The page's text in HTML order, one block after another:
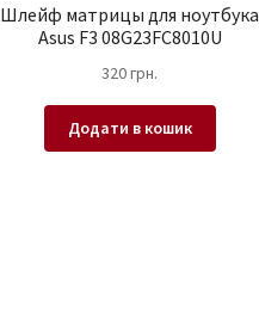
Шлейф матрицы для ноутбука
Asus F3 08G23FC8010U
320грн.
Додати в кошик